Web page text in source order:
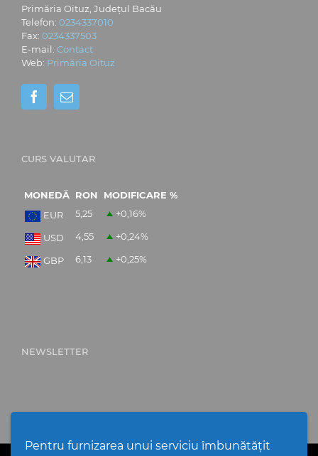
Pentru furnizarea unui serviciu îmbunătățit
Primăria Oituz, Județul Bacău
Telefon: 0234337010
Fax: 0234337503
E-mail: Contact
Web: Primăria Oituz
CURS VALUTAR
MONEDĂ RON
MODIFICARE %
EUR
5,25 +0,16%
USD 4,55 +0,24%
GBP 6,13 +0,25%
NEWSLETTER